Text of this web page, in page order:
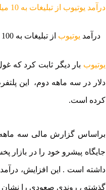
درآمد یوتیوب از تبلیغات به 10 میلیارد دلار نزدیک شد.
درآمد یوتیوب از تبلیغات به 100 میلیارد دلار نزدیک شد- رشد 13 درصدی
یوتیوب
دلار در سه ماهه دوم، این
کرده است.
براساس گزارش مالی سه
گذشته ، روندی صعودی را